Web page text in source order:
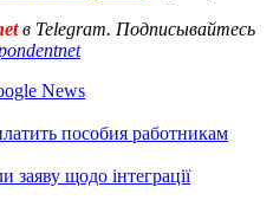
в Telegram. Подписывайтесь
News
пособия работникам
заяву щодо інтеграції